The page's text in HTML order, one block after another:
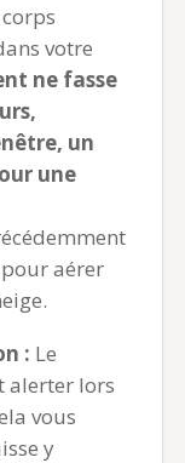
votre
ne fasse
un
une
aérer
: Le
alerter lors
vous
y